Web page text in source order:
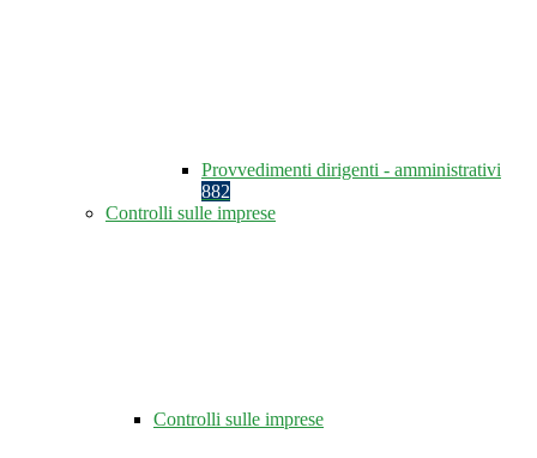
Provvedimenti dirigenti - amministrativi
882
Controlli sulle imprese
Controlli sulle imprese